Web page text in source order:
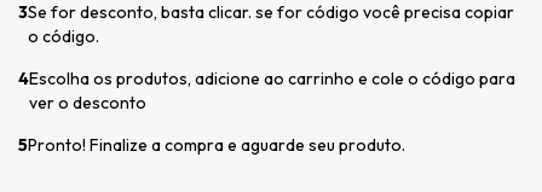
3Se for desconto, basta clicar. se for código você precisa copiar
o código.
4Escolha os produtos, adicione ao carrinho e cole o código para
ver o desconto
5Pronto! Finalize a compra e aguarde seu produto.